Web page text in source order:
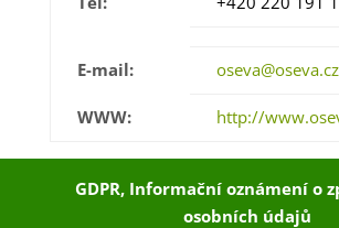
E-mail: oseva@oseva.cz
WWW: http://
GDPR, Informační oznámení o
osobních údajů